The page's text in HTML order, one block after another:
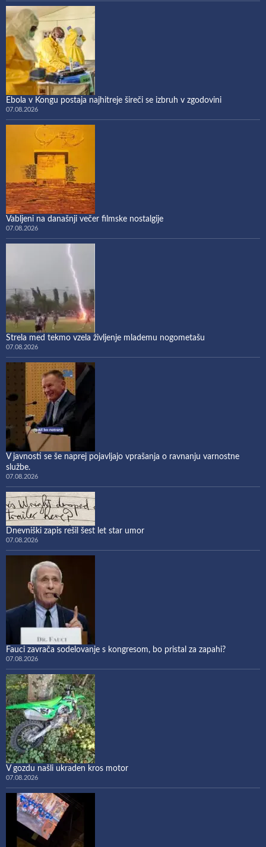
Ebola v Kongu postaja najhitreje šireči se izbruh v zgodovini
07.08.2026
Vabljeni na današnji večer filmske nostalgije
07.08.2026
Strela med tekmo vzela življenje mlademu nogometašu
07.08.2026
V javnosti se še naprej pojavljajo vprašanja o ravnanju varnostne
službe.
07.08.2026
Dnevniški zapis rešil šest let star umor
07.08.2026
Fauci zavrača sodelovanje s kongresom, bo pristal za zapahi?
07.08.2026
V gozdu našli ukraden kros motor
07.08.2026